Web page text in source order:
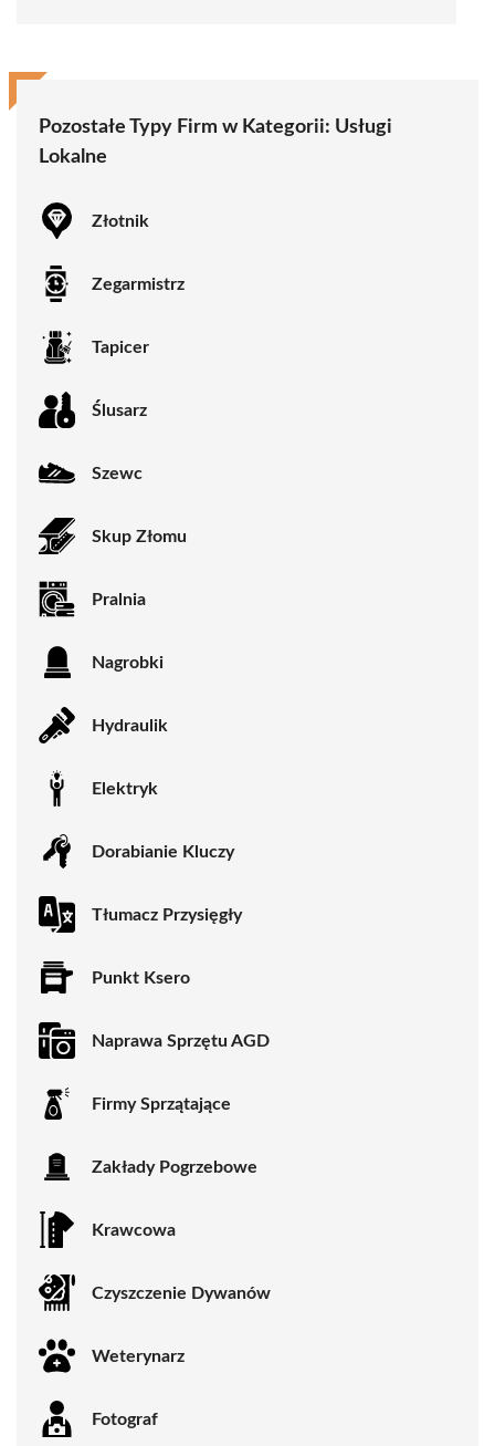
Pozostałe Typy Firm w Kategorii: Usługi
Lokalne
Złotnik
Zegarmistrz
Tapicer
Ślusarz
Szewc
Skup Złomu
Pralnia
Nagrobki
Hydraulik
Elektryk
Dorabianie Kluczy
Tłumacz Przysięgły
Punkt Ksero
Naprawa Sprzętu AGD
Firmy Sprzątające
Zakłady Pogrzebowe
Krawcowa
Czyszczenie Dywanów
Weterynarz
Fotograf